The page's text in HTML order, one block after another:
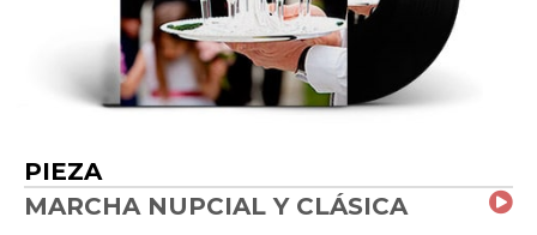
PIEZA
MARCHA NUPCIAL Y CLÁSICA